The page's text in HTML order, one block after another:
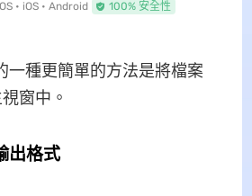
• iOS • Android 100% 安全性
一種更簡單的方法是將檔案
窗中。
出格式